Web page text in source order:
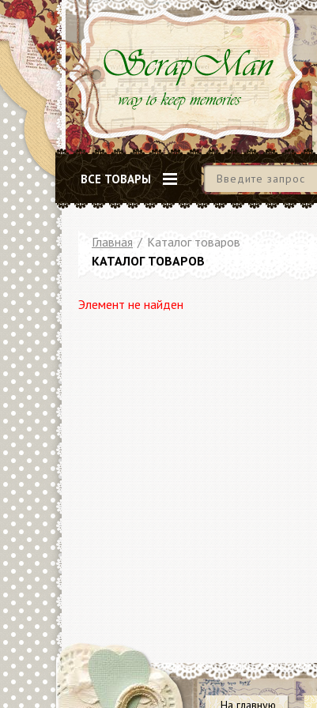
ВСЕ ТОВАРЫ
Главная / Каталог товаров
КАТАЛОГ ТОВАРОВ
Элемент не найден
На главную